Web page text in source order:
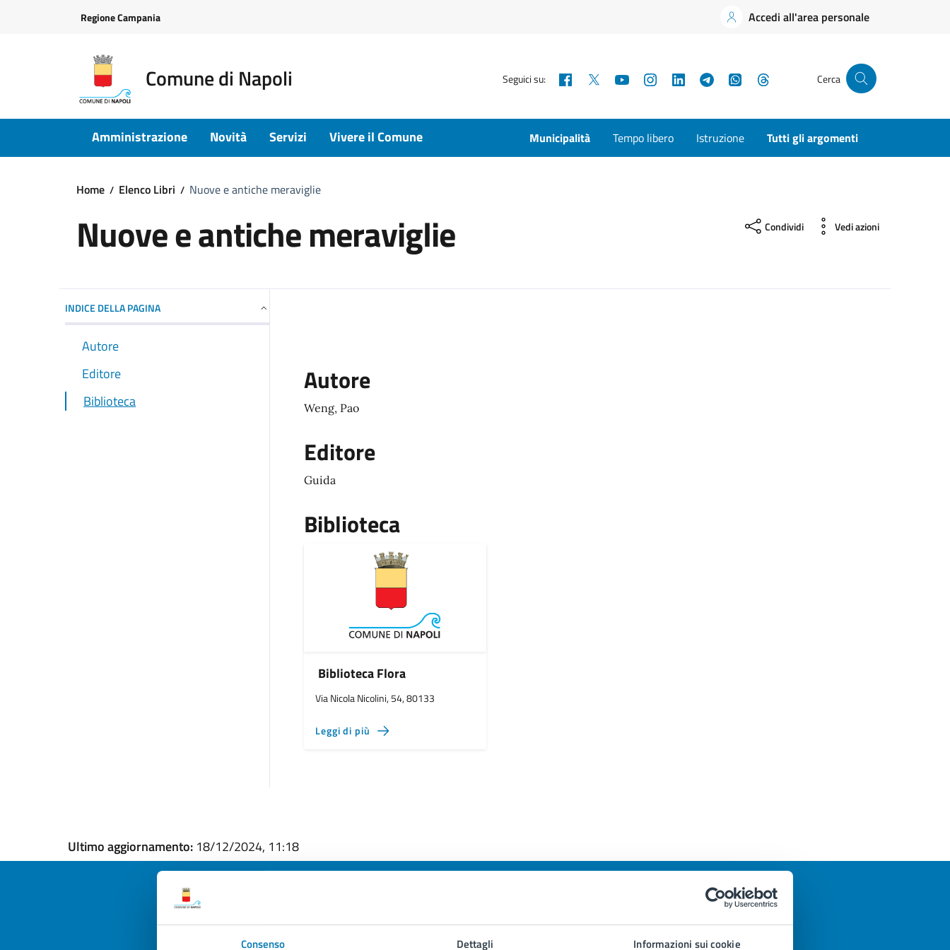
Consenso Dettagli Informazioni sui cookie
Regione Campania Accedi all'area personale
Comune di Napoli Seguici su: Facebook YouTubeInstagramLinkedInTelegramWhatsApp Cerca
Amministrazione Novità Servizi Vivere il Comune Municipalità Tempo libero Istruzione Tutti gli argomenti
Home Elenco Libri Nuove e antiche meraviglie
Nuove e antiche meraviglie Condividi Vedi azioni
INDICE DELLA PAGINA
Autore
Editore
Biblioteca
Autore
Weng, Pao
Editore
Guida
Biblioteca
Biblioteca Flora
Via Nicola Nicolini, 54, 80133
Leggi di più
Ultimo aggiornamento: 18/12/2024, 11:18